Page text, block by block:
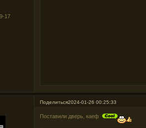
17
Поделиться2024-01-26 00:25:33
Поставили дверь, каеф